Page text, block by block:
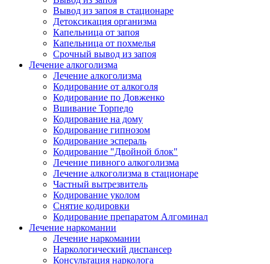
Вывод из запоя в стационаре
Детоксикация организма
Капельница от запоя
Капельница от похмелья
Срочный вывод из запоя
Лечение алкоголизма
Лечение алкоголизма
Кодирование от алкоголя
Кодирование по Довженко
Вшивание Торпедо
Кодирование на дому
Кодирование гипнозом
Кодирование эспераль
Кодирование "Двойной блок"
Лечение пивного алкоголизма
Лечение алкоголизма в стационаре
Частный вытрезвитель
Кодирование уколом
Снятие кодировки
Кодирование препаратом Алгоминал
Лечение наркомании
Лечение наркомании
Наркологический диспансер
Консультация нарколога